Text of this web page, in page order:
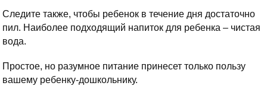
Следите также, чтобы ребенок в течение дня достаточно
пил. Наиболее подходящий напиток для ребенка – чистая
вода.
Простое, но разумное питание принесет только пользу
вашему ребенку-дошкольнику.